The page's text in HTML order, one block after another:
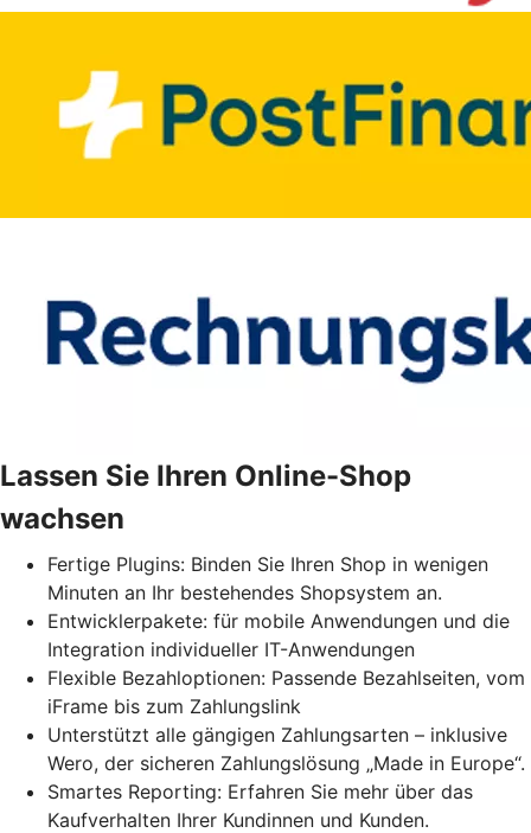
Lassen Sie Ihren Online-Shop
wachsen
Fertige Plugins: Binden Sie Ihren Shop in wenigen
Minuten an Ihr bestehendes Shopsystem an.
Entwicklerpakete: für mobile Anwendungen und die
Integration individueller IT-Anwendungen
Flexible Bezahloptionen: Passende Bezahlseiten, vom
iFrame bis zum Zahlungslink
Unterstützt alle gängigen Zahlungsarten – inklusive
Wero, der sicheren Zahlungslösung „Made in Europe“.
Smartes Reporting: Erfahren Sie mehr über das
Kaufverhalten Ihrer Kundinnen und Kunden.